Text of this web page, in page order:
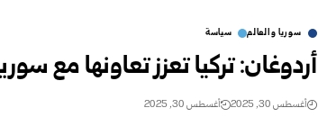
سوريا والعالم سياسة
أردوغان: تركيا تعزز تعاونها مع
أغسطس 30, 2025 أغسطس 30, 2025